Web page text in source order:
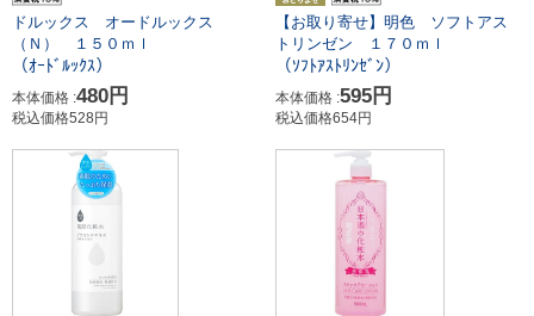
ドルックス オードルックス
（Ｎ） １５０ｍｌ
（ｵｰﾄﾞﾙｯｸｽ）
本体価格 :480円
税込価格528円
【お取り寄せ】明色 ソフトアス
トリンゼン １７０ｍｌ
（ｿﾌﾄｱｽﾄﾘﾝｾﾞﾝ）
本体価格 :595円
税込価格654円